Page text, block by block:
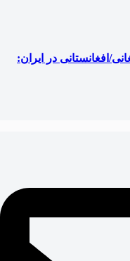
افغانستانی در ایران: